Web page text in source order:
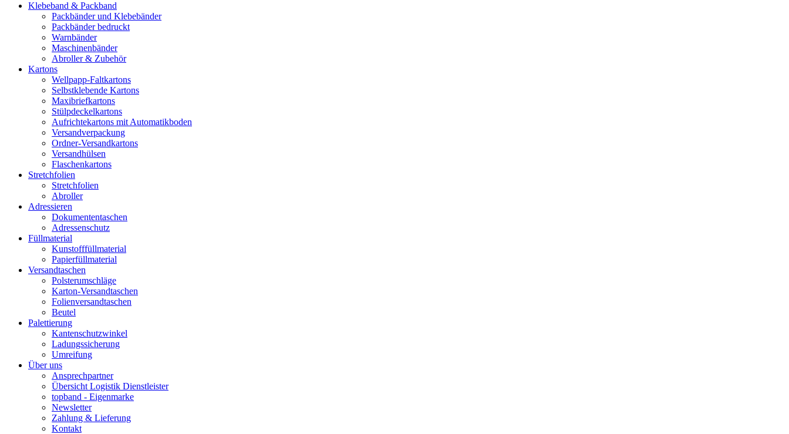
Klebeband & Packband
Packbänder und Klebebänder
Packbänder bedruckt
Warnbänder
Maschinenbänder
Abroller & Zubehör
Kartons
Wellpapp-Faltkartons
Selbstklebende Kartons
Maxibriefkartons
Stülpdeckelkartons
Aufrichtekartons mit Automatikboden
Versandverpackung
Ordner-Versandkartons
Versandhülsen
Flaschenkartons
Stretchfolien
Stretchfolien
Abroller
Adressieren
Dokumententaschen
Adressenschutz
Füllmaterial
Kunstofffüllmaterial
Papierfüllmaterial
Versandtaschen
Polsterumschläge
Karton-Versandtaschen
Folienversandtaschen
Beutel
Palettierung
Kantenschutzwinkel
Ladungssicherung
Umreifung
Über uns
Ansprechpartner
Übersicht Logistik Dienstleister
topband - Eigenmarke
Newsletter
Zahlung & Lieferung
Kontakt